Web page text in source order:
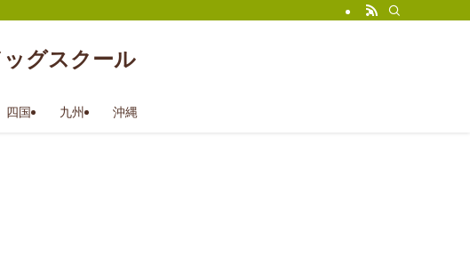
グスクール
四国 九州 沖縄